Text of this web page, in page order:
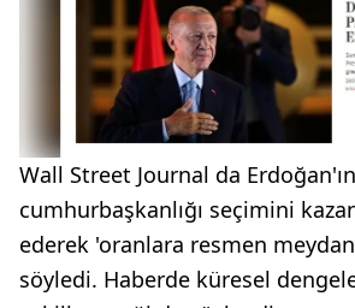
Wall Street Journal da Erdoğan'ın
cumhurbaşkanlığı seçimini
ederek 'oranlara resmen
söyledi. Haberde küresel